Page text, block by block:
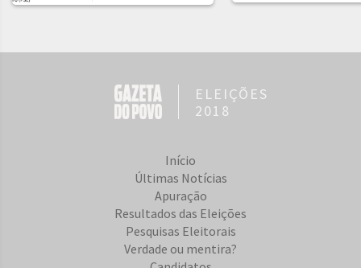
ELEIÇÕES
2018
Início
Últimas Notícias
Apuração
Resultados das Eleições
Pesquisas Eleitorais
Verdade ou mentira?